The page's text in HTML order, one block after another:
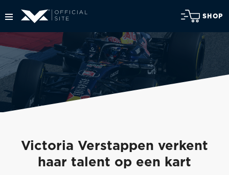
SHOP
Victoria Verstappen verkent
haar talent op een kart